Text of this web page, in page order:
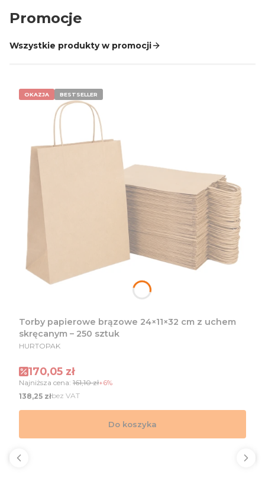
Promocje
Wszystkie produkty w promocji
OKAZJA BESTSELLER
Torby papierowe brązowe 24×11×32 cm z uchem
skręcanym – 250 sztuk
PRODUCENT
HURTOPAK
Cena promocyjna
170,05 zł
Najniższa cena: 161,10 zł+6%
Cena
138,25 złbez VAT
Do koszyka